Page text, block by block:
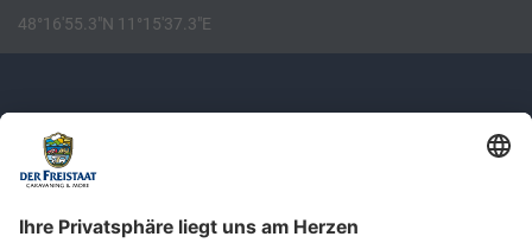
48°16'55.3"N 11°15'37.3"E
Newsletter: Jetzt auf
shop.derfreistaat.de anmelden und
einen 5€ Gutschein für unseren Online-
Shop erhalten!*